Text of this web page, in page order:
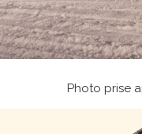
Photo prise